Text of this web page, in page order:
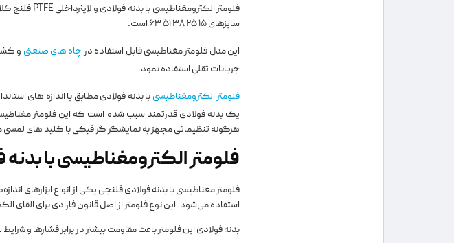
سایزهای 15 25 38 51 63 است.
این مدل فلومتر مغناطیسی قابل استفاده در چاه های صنعتی و
جریانات ثقلی استفاده نمود.
فلومتر الکترومغناطیسی
یک بدنه فولادی قدرتمند سبب شده است که این فلومتر
هرگونه تنظیماتی مجهز به نمایشگر گرافیکی با کلید های
فلومتر الکترومغناطیسی با
فلومتر مغناطیسی با بدنه فولادی فلنجی یکی از انواع ابزارهای
استفاده می‌شود. این نوع فلومتر از اصل قانون فارادی برای القای
بدنه فولادی این فلومتر باعث مقاومت بیشتر در برابر فشارها